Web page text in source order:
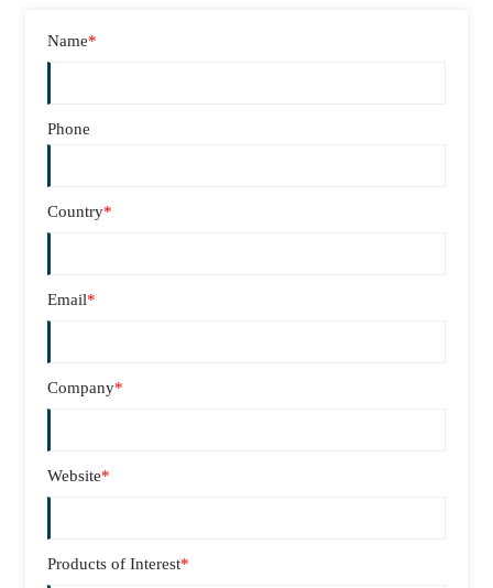
Name*
Phone
Country*
Email*
Company*
Website*
Products of Interest*